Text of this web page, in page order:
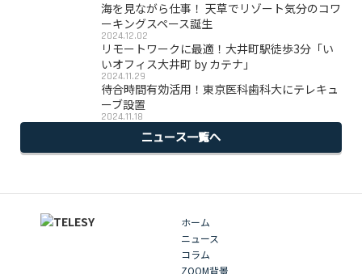
海を見ながら仕事！ 天草でリゾート気分のコワ
ーキングスペース誕生
2024.12.02
リモートワークに最適！大井町駅徒歩3分「い
いオフィス大井町 by カテナ」
2024.11.29
待合時間有効活用！東京医科歯科大にテレキュ
ーブ設置
2024.11.18
ニュース一覧へ
ホーム
ニュース
コラム
ZOOM背景